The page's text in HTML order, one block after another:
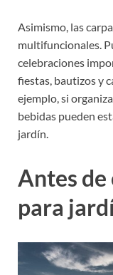
Asimismo, las
multifuncionales.
celebraciones
fiestas, bautizos y
ejemplo, si
bebidas pueden
jardín.
Antes de
para